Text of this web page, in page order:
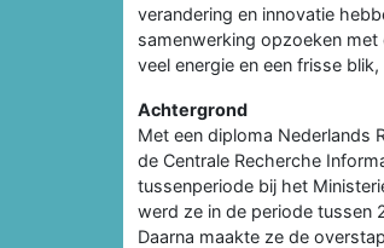
verandering en innovatie
samenwerking opzoeken
veel energie en een frisse
Achtergrond
Met een diploma Nederlands
de Centrale Recherche
tussenperiode bij het
werd ze in de periode tussen
Daarna maakte ze de